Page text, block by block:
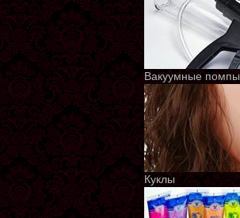
Вакуумные помпы
Куклы